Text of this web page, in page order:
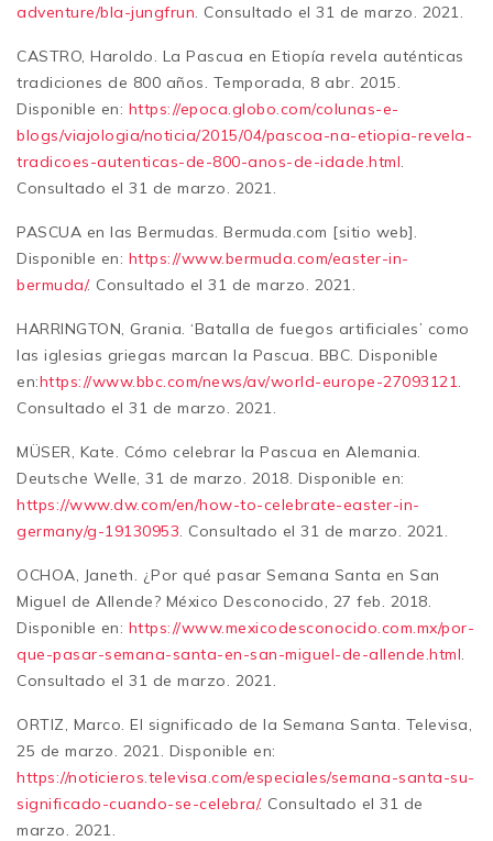
adventure/bla-jungfrun . Consultado el 31 de marzo. 2021.
CASTRO, Haroldo. La Pascua en Etiopía revela auténticas
tradiciones de 800 años. Temporada, 8 abr. 2015.
Disponible en: https://epoca.globo.com/colunas-e-
blogs/viajologia/noticia/2015/04/pascoa-na-etiopia-revela-
tradicoes-autenticas-de-800-anos-de-idade.html
Consultado el 31 de marzo. 2021.
PASCUA en las Bermudas. Bermuda.com [sitio web].
Disponible en: https://www.bermuda.com/easter-in-
bermuda/. Consultado el 31 de marzo. 2021.
HARRINGTON, Grania. ‘Batalla de fuegos artificiales’ como
las iglesias griegas marcan la Pascua. BBC. Disponible
en:https://www.bbc.com/news/av/world-europe-27093121
Consultado el 31 de marzo. 2021.
MÜSER, Kate. Cómo celebrar la Pascua en Alemania.
Deutsche Welle, 31 de marzo. 2018. Disponible en:
https://www.dw.com/en/how-to-celebrate-easter-in-
germany/g-19130953 . Consultado el 31 de marzo. 2021.
OCHOA, Janeth. ¿Por qué pasar Semana Santa en San
Miguel de Allende? México Desconocido, 27 feb. 2018.
Disponible en: https://www.mexicodesconocido.com.mx/por-
que-pasar-semana-santa-en-san-miguel-de-allende.html
Consultado el 31 de marzo. 2021.
ORTIZ, Marco. El significado de la Semana Santa. Televisa,
25 de marzo. 2021. Disponible en:
https://noticieros.televisa.com/especiales/semana-santa-su-
significado-cuando-se-celebra/. Consultado el 31 de
marzo. 2021.